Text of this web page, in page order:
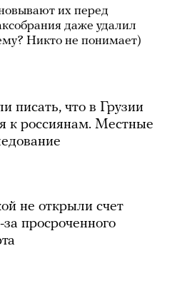
их перед
даже удалил
Никто не понимает)
писать, что в Грузии
к россиянам. Местные
не открыли счет
просроченного